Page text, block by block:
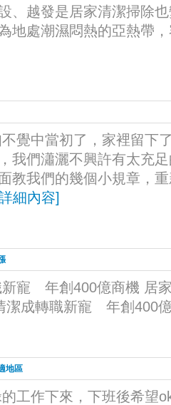
、越發是居家清潔掃除
地處潮濕悶熱的亞熱帶
覺中當初了，家裡留下
我們瀟灑不興許有太充
教我們的幾個小規章，
細內容]
新寵 年創400億商機 居
潔成轉職新寵 年創400億
地區
工作下來，下班後希望